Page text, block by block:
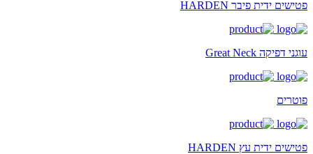
פטישים ידית פיבר HARDEN
עוגני דפיקה Great Neck
פוטרים
פטישים ידית עץ HARDEN